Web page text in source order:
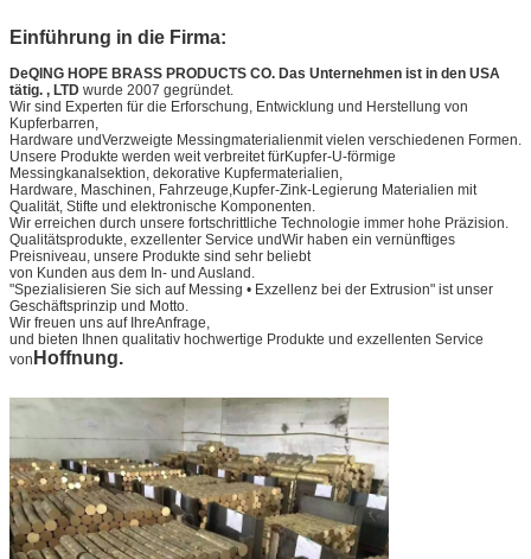
Einführung in die Firma:
DeQING HOPE BRASS PRODUCTS CO. Das Unternehmen ist in den USA
tätig. , LTD wurde 2007 gegründet.
Wir sind Experten für die Erforschung, Entwicklung und Herstellung von
Kupferbarren,
Hardware undVerzweigte Messingmaterialienmit vielen verschiedenen Formen.
Unsere Produkte werden weit verbreitet fürKupfer-U-förmige
Messingkanalsektion, dekorative Kupfermaterialien,
Hardware, Maschinen, Fahrzeuge,Kupfer-Zink-Legierung Materialien mit
Qualität, Stifte und elektronische Komponenten.
Wir erreichen durch unsere fortschrittliche Technologie immer hohe Präzision.
Qualitätsprodukte, exzellenter Service undWir haben ein vernünftiges
Preisniveau, unsere Produkte sind sehr beliebt
von Kunden aus dem In- und Ausland.
"Spezialisieren Sie sich auf Messing • Exzellenz bei der Extrusion" ist unser
Geschäftsprinzip und Motto.
Wir freuen uns auf IhreAnfrage,
und bieten Ihnen qualitativ hochwertige Produkte und exzellenten Service
von Hoffnung.